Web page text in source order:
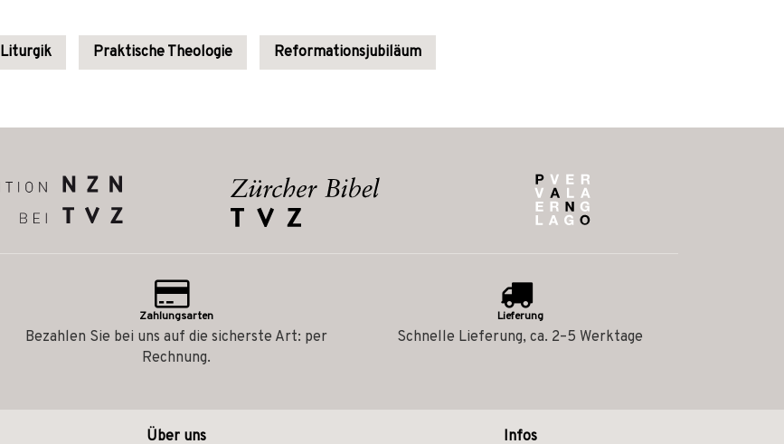
Liturgik Praktische Theologie Reformationsjubiläum
Zahlungsarten
Bezahlen Sie bei uns auf die sicherste Art: per
Rechnung.
Lieferung
Schnelle Lieferung, ca. 2–5 Werktage
Über uns Infos